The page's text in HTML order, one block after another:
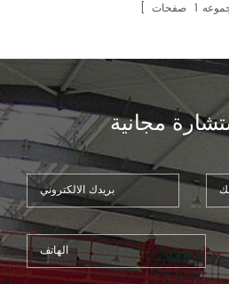
المزايا عملية بسيطة، التماس لحام
من الفولاذ المقاوم للصدأ، لوحة
الحديد، لوحة الألمنيوم وغيرها من
المواد المعدنية يمكن أن تحل محل
تماما اللحام10
1 صفحات
مجانية